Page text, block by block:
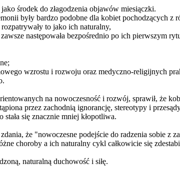
środek do złagodzenia objawów miesiączki.
były bardzo podobne dla kobiet pochodzących z
to jako ich naturalny,
następowała bezpośrednio po ich pierwszym
wzrostu i rozwoju oraz medyczno-religijnych
na nowoczesność i rozwój, sprawił, że
przez zachodnią ignorancję, stereotypy i
się znacznie mniej kłopotliwa.
że "nowoczesne podejście do radzenia sobie z
choroby a ich naturalny cykl całkowicie się
naturalną duchowość i siłę.